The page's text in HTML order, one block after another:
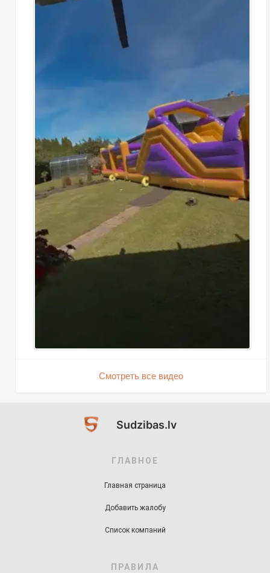
Смотреть все видео
Sudzibas.lv
ГЛАВНОЕ
Главная страница
Добавить жалобу
Список компаний
ПРАВИЛА